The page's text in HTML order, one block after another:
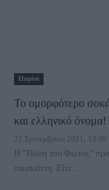
Παρίσι
Το ομορφότερο
και ελληνικό όνομα!
22 Σεπτεμβρίου 2021, 13:09
Η “Πόλη του Φωτός”
επισκέπτη. Είτε...